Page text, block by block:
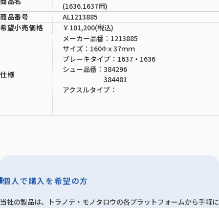
(1636.1637用)
商品番号
AL1213885
希望小売価格
￥101,200(税込)
仕様
メーカー品番：1213885
サイズ：160Φｘ37ｍｍ
ブレーキタイプ：1637・1636
シュー品番：384296
384481
アクスルタイプ：
個人で購入を希望の方
当社の製品は、トラノテ・モノタロウの各プラットフォームから手軽に